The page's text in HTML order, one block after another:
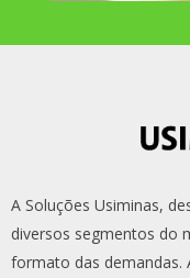
A Soluções Usiminas,
diversos segmentos do
formato das demandas.